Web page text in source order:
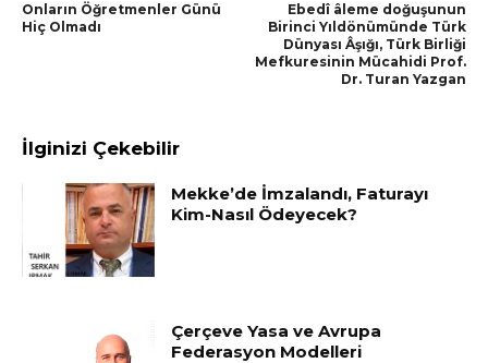
Onların Öğretmenler Günü
Hiç Olmadı
Ebedî âleme doğuşunun
Birinci Yıldönümünde Türk
Dünyası Âşığı, Türk Birliği
Mefkuresinin Mücahidi Prof.
Dr. Turan Yazgan
İlginizi Çekebilir
Mekke’de İmzalandı, Faturayı
Kim-Nasıl Ödeyecek?
Çerçeve Yasa ve Avrupa
Federasyon Modelleri